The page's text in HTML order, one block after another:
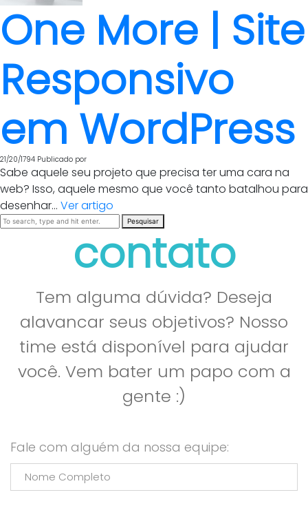
One More | Site
Responsivo
em WordPress
21/20/1794 Publicado por
Sabe aquele seu projeto que precisa ter uma cara na
web? Isso, aquele mesmo que você tanto batalhou para
desenhar... Ver artigo
Pesquisar
contato
Tem alguma dúvida? Deseja
alavancar seus objetivos? Nosso
time está disponível para ajudar
você. Vem bater um papo com a
gente :)
Fale com alguém da nossa equipe: